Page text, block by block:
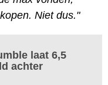
Niet dus."
laat 6,5
achter